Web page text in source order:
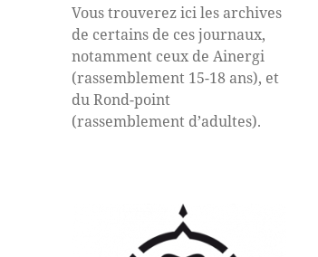
Vous trouverez ici les archives
de certains de ces journaux,
notamment ceux de Ainergi
(rassemblement 15-18 ans), et
du Rond-point
(rassemblement d’adultes).